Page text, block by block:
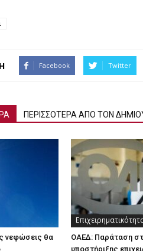
Facebook Twitter
ΠΕΡΙΣΣΟΤΕΡΑ ΑΠΟ ΤΟΝ
νεφώσεις θα
ΟΑΕΔ: Παράταση
υποστήριξης